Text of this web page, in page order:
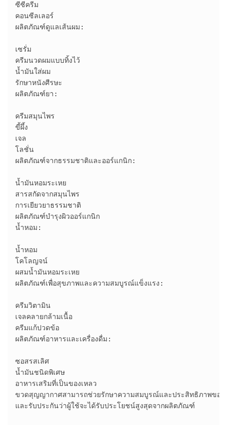
ซีซีครีม
คอนซีลเลอร์
ผลิตภัณฑ์ดูแลเส้นผม:
เซรั่ม
ครีมนวดผมแบบทิ้งไว้
น้ำมันใส่ผม
รักษาหนังศีรษะ
ผลิตภัณฑ์ยา:
ครีมสมุนไพร
ขี้ผึ้ง
เจล
โลชั่น
ผลิตภัณฑ์จากธรรมชาติและออร์แกนิก:
น้ำมันหอมระเหย
สารสกัดจากสมุนไพร
การเยียวยาธรรมชาติ
ผลิตภัณฑ์บำรุงผิวออร์แกนิก
น้ำหอม:
น้ำหอม
โคโลญจน์
ผสมน้ำมันหอมระเหย
ผลิตภัณฑ์เพื่อสุขภาพและความสมบูรณ์แข็งแรง:
ครีมวิตามิน
เจลคลายกล้ามเนื้อ
ครีมแก้ปวดข้อ
ผลิตภัณฑ์อาหารและเครื่องดื่ม:
ซอสรสเลิศ
น้ำมันชนิดพิเศษ
อาหารเสริมที่เป็นของเหลว
ขวดสุญญากาศสามารถช่วยรักษาความสมบูรณ์และประสิทธิภาพขอ
และรับประกันว่าผู้ใช้จะได้รับประโยชน์สูงสุดจากผลิตภัณฑ์